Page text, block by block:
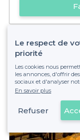
Le respect de
priorité
Les cookies nous
les annonces, d'offrir
sociaux et d'analyser
En savoir plus
Refuser